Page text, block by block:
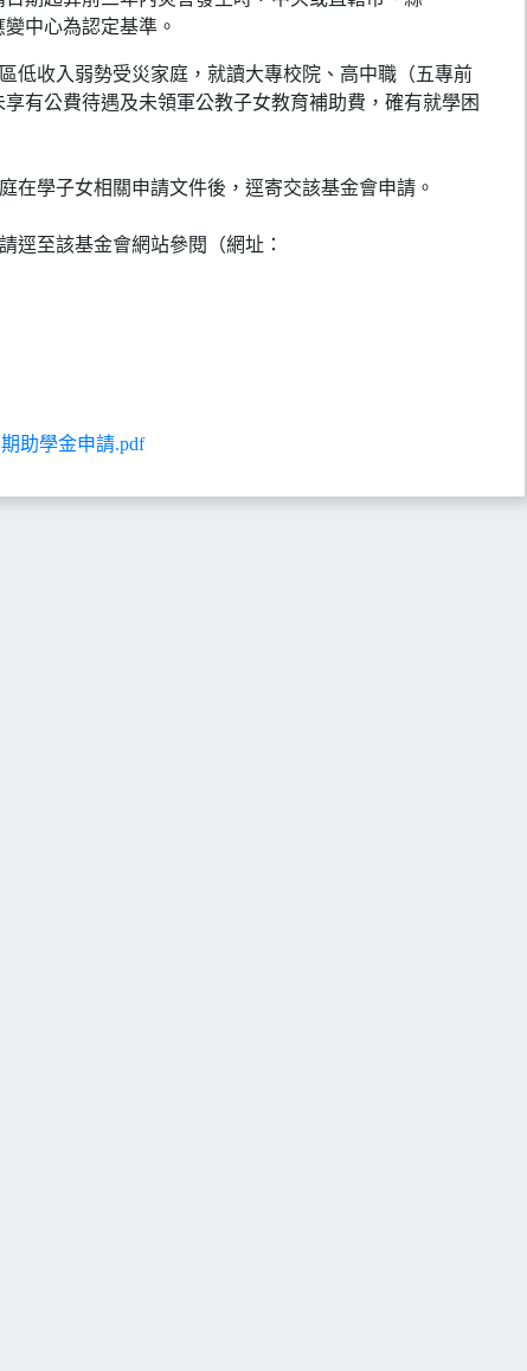
中心為認定基準。
低收入弱勢受災家庭，就讀大專校院、高中職（五專前
有公費待遇及未領軍公教子女教育補助費，確有就學困
在學子女相關申請文件後，逕寄交該基金會申請。
逕至該基金會網站參閱（網址：
助學金申請.pdf